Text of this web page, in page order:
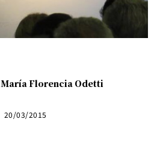
María Florencia Odetti
20/03/2015